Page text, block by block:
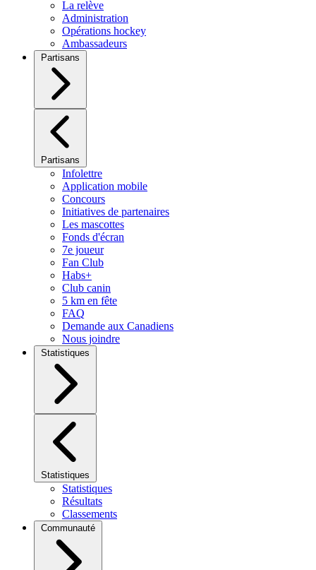
La relève
Administration
Opérations hockey
Ambassadeurs
Partisans
Partisans
Infolettre
Application mobile
Concours
Initiatives de partenaires
Les mascottes
Fonds d'écran
7e joueur
Fan Club
Habs+
Club canin
5 km en fête
FAQ
Demande aux Canadiens
Nous joindre
Statistiques
Statistiques
Statistiques
Résultats
Classements
Communauté